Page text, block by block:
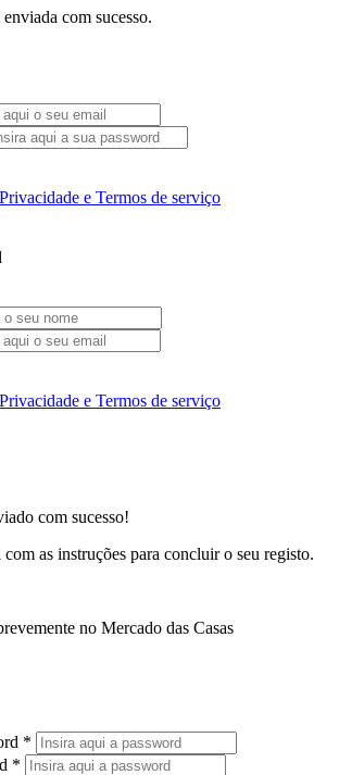
com sucesso.
e Termos de serviço
e Termos de serviço
com sucesso!
as instruções para concluir o seu registo.
no Mercado das Casas
*
*